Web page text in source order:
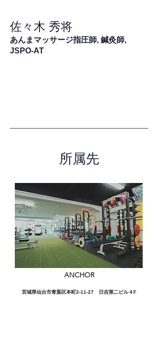
佐々木 秀将
あんまマッサージ指圧師, 鍼灸師,
JSPO-AT
所属先
ANCHOR
宮城県仙台市青葉区本町2-11-27 日吉第二ビル４F